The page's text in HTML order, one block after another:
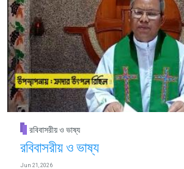
রবিবাসরীয় ও ভাষ্য
রবিবাসরীয় ও ভাষ্য
Jun 21, 2026